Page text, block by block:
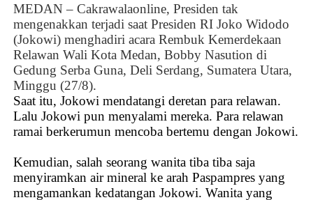
MEDAN – Cakrawalaonline, Presiden tak
mengenakkan terjadi saat Presiden RI Joko Widodo
(Jokowi) menghadiri acara Rembuk Kemerdekaan
Relawan Wali Kota Medan, Bobby Nasution di
Gedung Serba Guna, Deli Serdang, Sumatera Utara,
Minggu (27/8).
Saat itu, Jokowi mendatangi deretan para relawan.
Lalu Jokowi pun menyalami mereka. Para relawan
ramai berkerumun mencoba bertemu dengan Jokowi.
Kemudian, salah seorang wanita tiba tiba saja
menyiramkan air mineral ke arah Paspampres yang
mengamankan kedatangan Jokowi. Wanita yang